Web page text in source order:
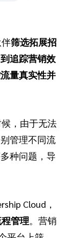
筛选拓展招
追踪营销效
量真实性并
，由于无法
管理不同流
种问题，导
Cloud，
管理。营销